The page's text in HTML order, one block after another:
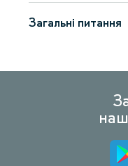
Загальні питання